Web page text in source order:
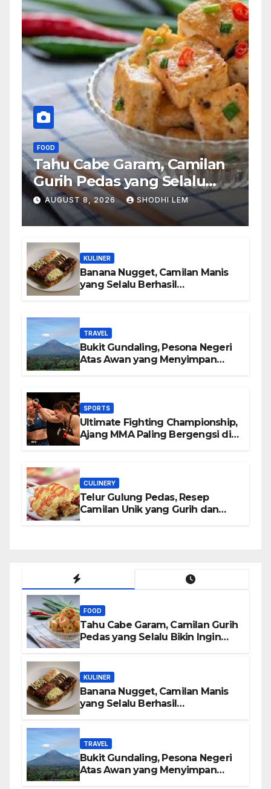
FOOD
Tahu Cabe Garam, Camilan
Gurih Pedas yang Selalu
Bikin Ingin Nambah
AUGUST 8, 2026 SHODHI LEM
KULINER
Banana Nugget, Camilan Manis
yang Selalu Berhasil
TRAVEL
Bukit Gundaling, Pesona Negeri
Atas Awan yang Menyimpan
SPORTS
Ultimate Fighting Championship,
Ajang MMA Paling Bergengsi di
CULINERY
Telur Gulung Pedas, Resep
Camilan Unik yang Gurih dan
FOOD
Tahu Cabe Garam, Camilan Gurih
Pedas yang Selalu Bikin Ingin
KULINER
Banana Nugget, Camilan Manis
yang Selalu Berhasil
TRAVEL
Bukit Gundaling, Pesona Negeri
Atas Awan yang Menyimpan